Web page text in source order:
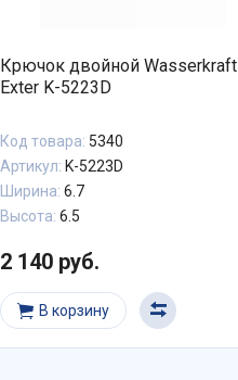
Крючок двойной Wasserkraft
Exter K-5223D
Код товара: 5340
Артикул: K-5223D
Ширина: 6.7
Высота: 6.5
2 140 руб.
В корзину